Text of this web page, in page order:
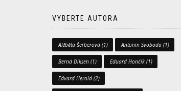
VYBERTE AUTORA
Alžběta Šerberová (1) Antonín Svoboda (1)
Bernd Diksen (1) Eduard Hončík (1)
Edvard Herold (2)